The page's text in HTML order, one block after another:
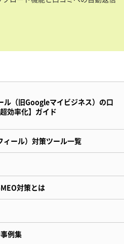
ール）対策ツール一覧
対策とは
例集